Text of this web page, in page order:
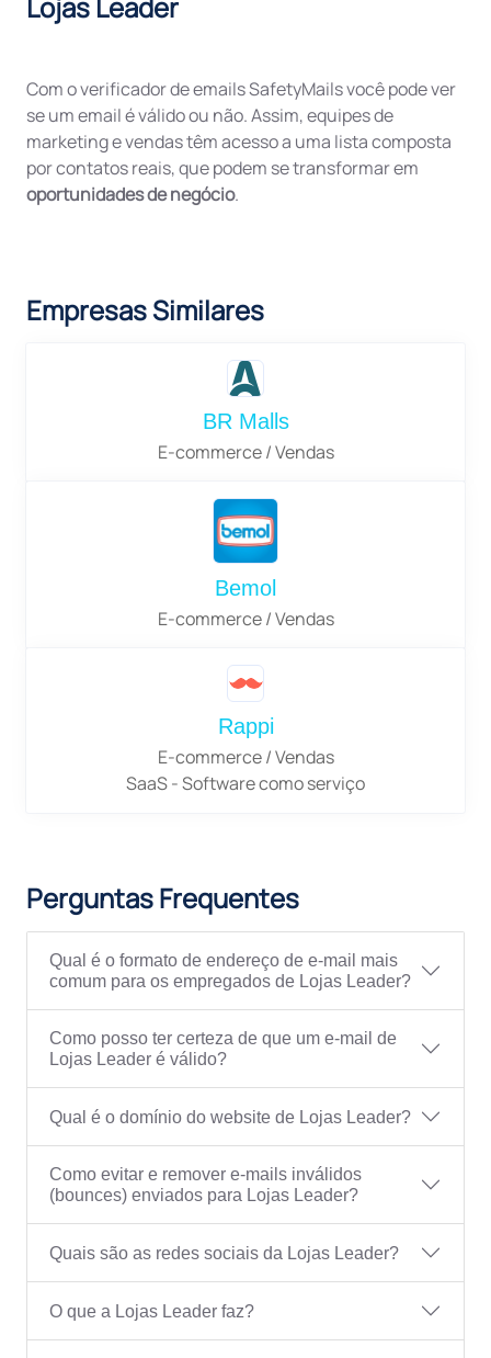
Com o verificador de emails SafetyMails você pode ver
se um email é válido ou não. Assim, equipes de
marketing e vendas têm acesso a uma lista composta
por contatos reais, que podem se transformar em
oportunidades de negócio.
Empresas Similares
BR Malls
E-commerce / Vendas
Bemol
E-commerce / Vendas
Rappi
E-commerce / Vendas
SaaS - Software como serviço
Perguntas Frequentes
Qual é o formato de endereço de e-mail mais
comum para os empregados de Lojas Leader?
Como posso ter certeza de que um e-mail de
Lojas Leader é válido?
Qual é o domínio do website de Lojas Leader?
Como evitar e remover e-mails inválidos
(bounces) enviados para Lojas Leader?
Quais são as redes sociais da Lojas Leader?
O que a Lojas Leader faz?